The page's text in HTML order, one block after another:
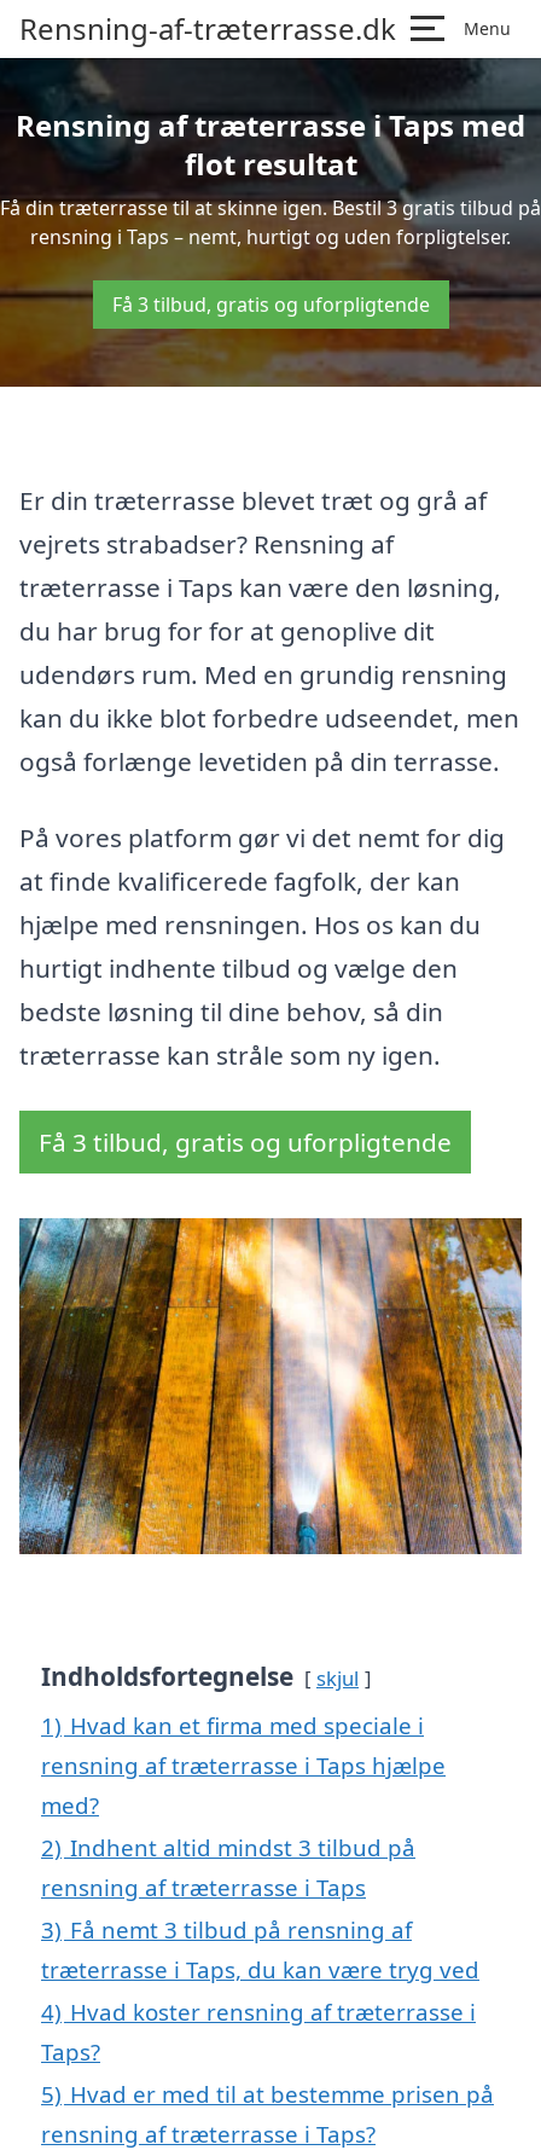
Rensning-af-træterrasse.dk Menu
Rensning af træterrasse i Taps med
flot resultat
Få din træterrasse til at skinne igen. Bestil 3 gratis tilbud på
rensning i Taps – nemt, hurtigt og uden forpligtelser.
Få 3 tilbud, gratis og uforpligtende
Er din træterrasse blevet træt og grå af
vejrets strabadser? Rensning af
træterrasse i Taps kan være den løsning,
du har brug for for at genoplive dit
udendørs rum. Med en grundig rensning
kan du ikke blot forbedre udseendet, men
også forlænge levetiden på din terrasse.
På vores platform gør vi det nemt for dig
at finde kvalificerede fagfolk, der kan
hjælpe med rensningen. Hos os kan du
hurtigt indhente tilbud og vælge den
bedste løsning til dine behov, så din
træterrasse kan stråle som ny igen.
Få 3 tilbud, gratis og uforpligtende
Indholdsfortegnelse skjul
1) Hvad kan et firma med speciale i
rensning af træterrasse i Taps hjælpe
med?
2) Indhent altid mindst 3 tilbud på
rensning af træterrasse i Taps
3) Få nemt 3 tilbud på rensning af
træterrasse i Taps, du kan være tryg ved
4) Hvad koster rensning af træterrasse i
Taps?
5) Hvad er med til at bestemme prisen på
rensning af træterrasse i Taps?